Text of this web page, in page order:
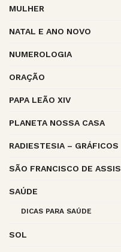
MULHER
NATAL E ANO NOVO
NUMEROLOGIA
ORAÇÃO
PAPA LEÃO XIV
PLANETA NOSSA CASA
RADIESTESIA – GRÁFICOS
SÃO FRANCISCO DE ASSIS
SAÚDE
DICAS PARA SAÚDE
SOL